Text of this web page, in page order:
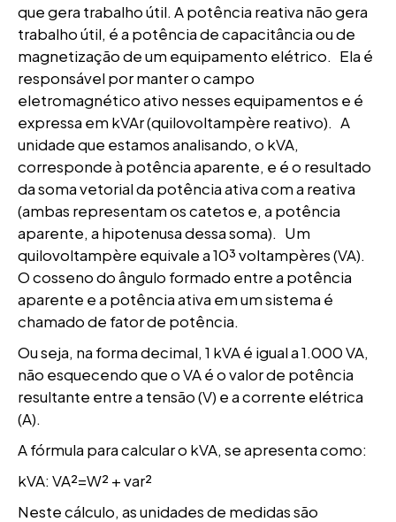
que gera trabalho útil. A potência reativa não gera
trabalho útil, é a potência de capacitância ou de
magnetização de um equipamento elétrico. Ela é
responsável por manter o campo
eletromagnético ativo nesses equipamentos e é
expressa em kVAr (quilovoltampère reativo). A
unidade que estamos analisando, o kVA,
corresponde à potência aparente, e é o resultado
da soma vetorial da potência ativa com a reativa
(ambas representam os catetos e, a potência
aparente, a hipotenusa dessa soma). Um
quilovoltampère equivale a 10³ voltampères (VA).
O cosseno do ângulo formado entre a potência
aparente e a potência ativa em um sistema é
chamado de fator de potência.
Ou seja, na forma decimal, 1 kVA é igual a 1.000 VA,
não esquecendo que o VA é o valor de potência
resultante entre a tensão (V) e a corrente elétrica
(A).
A fórmula para calcular o kVA, se apresenta como:
kVA: VA²=W² + var²
Neste cálculo, as unidades de medidas são